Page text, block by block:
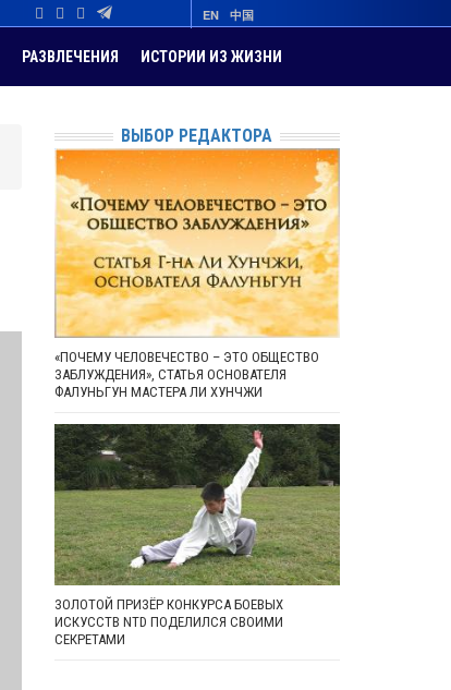
EN 中国
РАЗВЛЕЧЕНИЯ ИСТОРИИ ИЗ ЖИЗНИ
ВЫБОР РЕДАКТОРА
«ПОЧЕМУ ЧЕЛОВЕЧЕСТВО – ЭТО ОБЩЕСТВО
ЗАБЛУЖДЕНИЯ», СТАТЬЯ ОСНОВАТЕЛЯ
ФАЛУНЬГУН МАСТЕРА ЛИ ХУНЧЖИ
ЗОЛОТОЙ ПРИЗЁР КОНКУРСА БОЕВЫХ
ИСКУССТВ NTD ПОДЕЛИЛСЯ СВОИМИ
СЕКРЕТАМИ